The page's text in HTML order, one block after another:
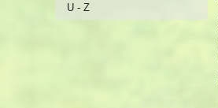
U - Z